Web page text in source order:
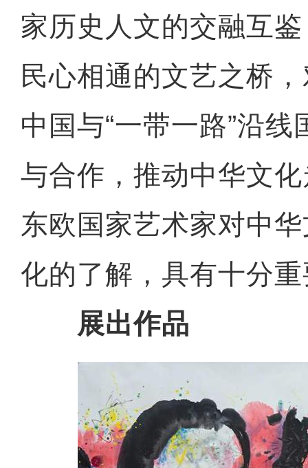
家历史人文的交融互
民心相通的文艺之桥
中国与“一带一路”沿
与合作，推动中华文
东欧国家艺术家对中
化的了解，具有十分
展出作品